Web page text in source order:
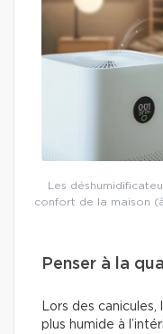
Les
confort de la maison
Penser à la
Lors des canicules,
plus humide à